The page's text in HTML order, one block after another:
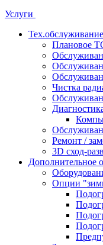
Услуги
Тех.обслуживание
Плановое
Чистка
Ремонт /
3D сход-
Дополнительное
Опции